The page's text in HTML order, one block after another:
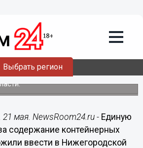
Выбрать регион
площадок
в Нижегородской
контейнерных площадок
совета МСУ
мая. NewsRoom24.ru - Единую
содержание контейнерных
ввести в Нижегородской